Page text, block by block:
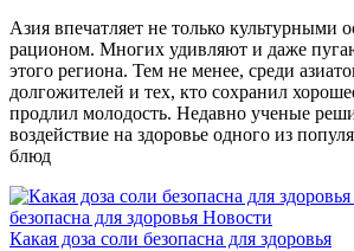
Азия впечатляет не только культурными
рационом. Многих удивляют и даже
этого региона. Тем не менее, среди
долгожителей и тех, кто сохранил
продлил молодость. Недавно ученые
воздействие на здоровье одного из
блюд
безопасна для здоровья Новости
Какая доза соли безопасна для здоровья